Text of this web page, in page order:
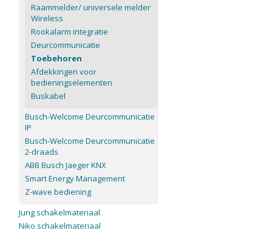
Raammelder/ universele melder
Wireless
Rookalarm integratie
Deurcommunicatie
Toebehoren
Afdekkingen voor
bedieningselementen
Buskabel
Busch-Welcome Deurcommunicatie
IP
Busch-Welcome Deurcommunicatie
2-draads
ABB Busch Jaeger KNX
Smart Energy Management
Z-wave bediening
Jung schakelmateriaal
Niko schakelmateriaal